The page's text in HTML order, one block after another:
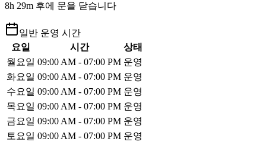
8h 29m 후에 문을 닫습니다
일반 운영 시간
요일
시간
상태
월요일 09:00 AM - 07:00 PM 운영
화요일 09:00 AM - 07:00 PM 운영
수요일 09:00 AM - 07:00 PM 운영
목요일 09:00 AM - 07:00 PM 운영
금요일 09:00 AM - 07:00 PM 운영
토요일 09:00 AM - 07:00 PM 운영